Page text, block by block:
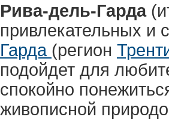
Рива-дель-Гарда
привлекательных и
Гарда (регион
подойдет для
спокойно
живописной